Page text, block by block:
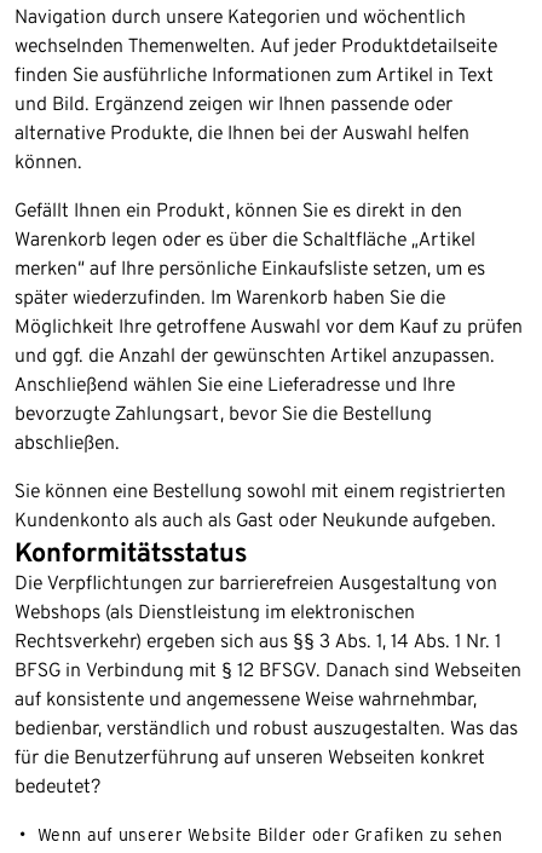
Navigation durch unsere Kategorien und wöchentlich
wechselnden Themenwelten. Auf jeder Produktdetailseite
finden Sie ausführliche Informationen zum Artikel in Text
und Bild. Ergänzend zeigen wir Ihnen passende oder
alternative Produkte, die Ihnen bei der Auswahl helfen
können.
Gefällt Ihnen ein Produkt, können Sie es direkt in den
Warenkorb legen oder es über die Schaltfläche „Artikel
merken“ auf Ihre persönliche Einkaufsliste setzen, um es
später wiederzufinden. Im Warenkorb haben Sie die
Möglichkeit Ihre getroffene Auswahl vor dem Kauf zu prüfen
und ggf. die Anzahl der gewünschten Artikel anzupassen.
Anschließend wählen Sie eine Lieferadresse und Ihre
bevorzugte Zahlungsart, bevor Sie die Bestellung
abschließen.
Sie können eine Bestellung sowohl mit einem registrierten
Kundenkonto als auch als Gast oder Neukunde aufgeben.
Konformitätsstatus
Die Verpflichtungen zur barrierefreien Ausgestaltung von
Webshops (als Dienstleistung im elektronischen
Rechtsverkehr) ergeben sich aus §§ 3 Abs. 1, 14 Abs. 1 Nr. 1
BFSG in Verbindung mit § 12 BFSGV. Danach sind Webseiten
auf konsistente und angemessene Weise wahrnehmbar,
bedienbar, verständlich und robust auszugestalten. Was das
für die Benutzerführung auf unseren Webseiten konkret
bedeutet?
Wenn auf unserer Website Bilder oder Grafiken zu sehen